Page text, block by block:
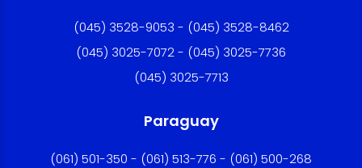
(045) 3528-9053 - (045) 3528-8462
(045) 3025-7072 - (045) 3025-7736
(045) 3025-7713
Paraguay
(061) 501-350 - (061) 513-776 - (061) 500-268